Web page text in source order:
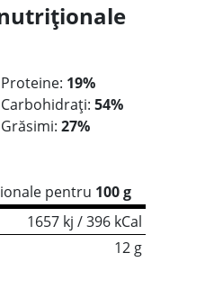
Proteine: 19%
Carbohidrați: 54%
Grăsimi: 27%
pentru 100 g
1657 kj / 396 kCal
12 g